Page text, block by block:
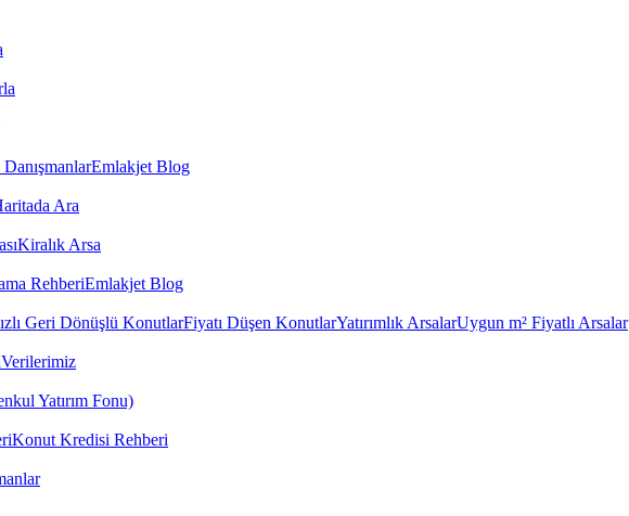
Emlakjet Blog
Ara
Kiralık Arsa
RehberiEmlakjet Blog
Geri Dönüşlü KonutlarFiyatı Düşen KonutlarYatırımlık ArsalarUygun m² Fiyatlı Arsalar
Verilerimiz
Yatırım Fonu)
Konut Kredisi Rehberi